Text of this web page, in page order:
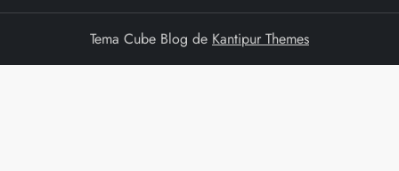
Tema Cube Blog de Kantipur Themes